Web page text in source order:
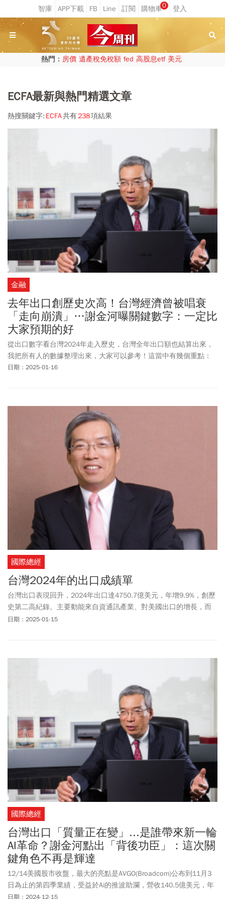
0
熱門： 房價 遺產稅免稅額 fed 高股息etf 美元
ECFA最新與熱門精選文章
熱搜關鍵字: ECFA共有238項結果
金融
去年出口創歷史次高！台灣經濟曾被唱衰
「走向崩潰」…謝金河曝關鍵數字：一定比
大家預期的好
從出口數字看台灣2024年走入歷史，台灣全年出口額也結算出來，
我把所有人的數據整理出來，大家可以參考！這當中有幾個重點：
日期：2025-01-16
國際總經
台灣2024年的出口成績單
台灣出口表現回升，2024年出口達4750.7億美元，年增9.9%，創歷
史第二高紀錄。主要動能來自資通訊產業、對美國出口的增長，而
對中國的出口持續下滑，出口結構發生顯著變化。
日期：2025-01-15
國際總經
台灣出口「質量正在變」...是誰帶來新一輪
AI革命？謝金河點出「背後功臣」：這次關
鍵角色不再是輝達
12/14美國股市收盤，最大的亮點是AVGO(Broadcom)公布到11月3
日為止的第四季業績，受益於Ai的推波助瀾，營收140.5億美元，年
增51.3%，淨利43.2億美元，Eps1.42美元，Ai是最大的成長動力。
日期：2024-12-15